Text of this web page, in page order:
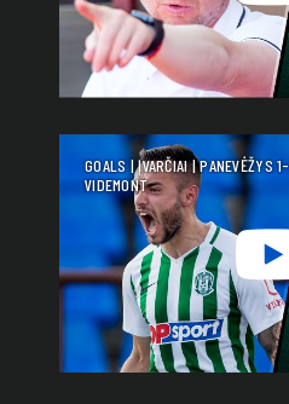
GOALS | ĮVARČIAI | PANEVĖŽYS
VIDEMONT